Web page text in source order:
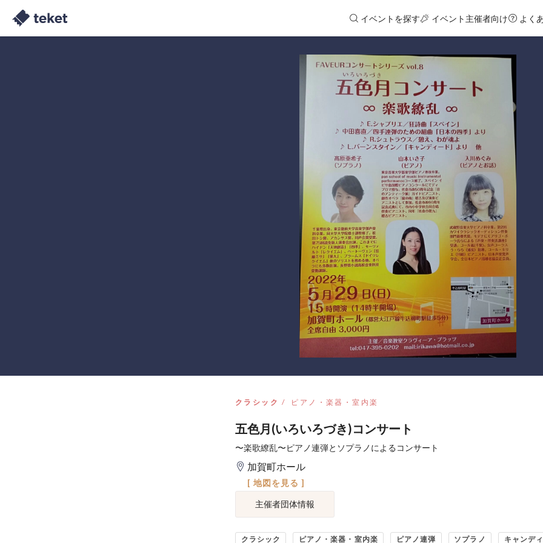
イベントを探す イベント主催者向け よく
クラシック ピアノ・楽器・室内楽
五色月(いろいろづき)コンサート
〜楽歌繚乱〜ピアノ連弾とソプラノによるコンサート
加賀町ホール
[ 地図を見る ]
主催者団体情報
クラシック ピアノ・楽器・室内楽 ピアノ連弾 ソプラノ キャンデ